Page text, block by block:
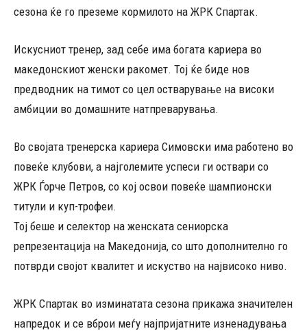
сезона ќе го преземе кормилото на ЖРК Спартак.
Искусниот тренер, зад себе има богата кариера во
македонскиот женски ракомет. Тој ќе биде нов
предводник на тимот со цел остварување на високи
амбиции во домашните натпреварувања.
Во својата тренерска кариера Симовски има работено во
повеќе клубови, а најголемите успеси ги оствари со
ЖРК Ѓорче Петров, со кој освои повеќе шампионски
титули и куп-трофеи.
Тој беше и селектор на женската сениорска
репрезентација на Македонија, со што дополнително го
потврди својот квалитет и искуство на највисоко ниво.
ЖРК Спартак во изминатата сезона прикажа значителен
напредок и се вброи меѓу најпријатните изненадувања